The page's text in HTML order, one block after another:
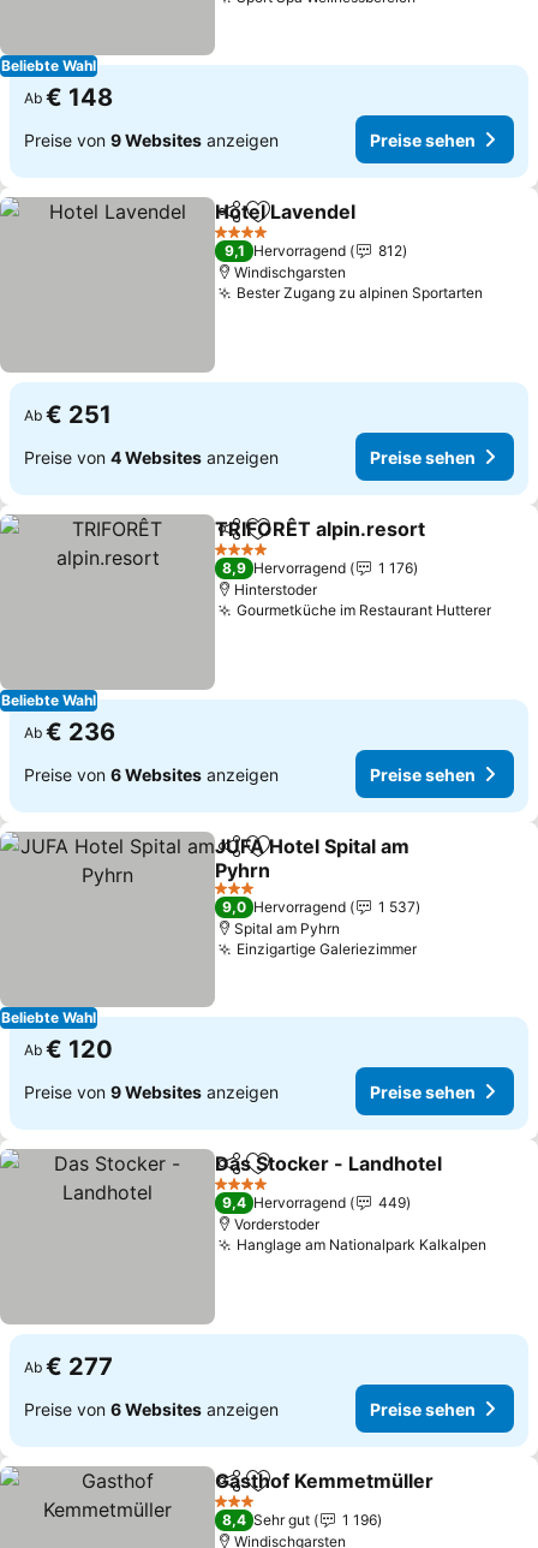
Beliebte Wahl
Ab € 148
Preise von 9 Websites anzeigen Preise sehen
TeilenZu Favoriten hinzufügen
Hotel Lavendel
4 Sterne
9,1 Hervorragend
812
Windischgarsten
Bester Zugang zu alpinen Sportarten
Ab € 251
Preise von 4 Websites anzeigen Preise sehen
Beliebte Wahl
TeilenZu Favoriten hinzufügen
TRIFORÊT alpin.resort
4 Sterne
8,9 Hervorragend
1 176
Hinterstoder
Gourmetküche im Restaurant Hutterer
Ab € 236
Preise von 6 Websites anzeigen Preise sehen
Beliebte Wahl
TeilenZu Favoriten hinzufügen
JUFA Hotel Spital am
Pyhrn
Preise sehen
3 Sterne
9,0 Hervorragend
1 537
Spital am Pyhrn
Einzigartige GaleriezimmerPreise sehen
Ab € 120
Preise von 9 Websites anzeigen Preise sehen
TeilenZu Favoriten hinzufügen
Das Stocker - Landhotel
4 Sterne
9,4 Hervorragend
449
Vorderstoder
Hanglage am Nationalpark Kalkalpen
Ab € 277
Preise von 6 Websites anzeigen Preise sehen
TeilenZu Favoriten hinzufügen
Gasthof Kemmetmüller
3 Sterne
8,4 Sehr gut
1 196
Windischgarsten